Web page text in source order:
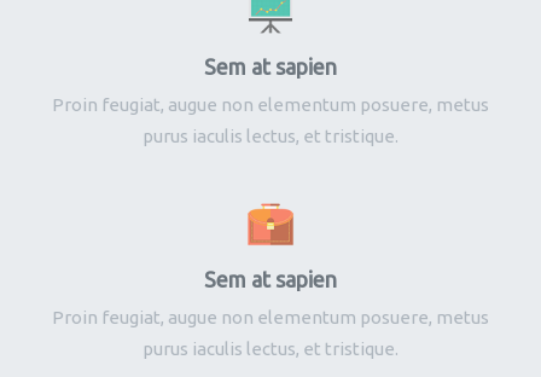
Sem at sapien
Proin feugiat, augue non elementum posuere, metus
purus iaculis lectus, et tristique.
Sem at sapien
Proin feugiat, augue non elementum posuere, metus
purus iaculis lectus, et tristique.